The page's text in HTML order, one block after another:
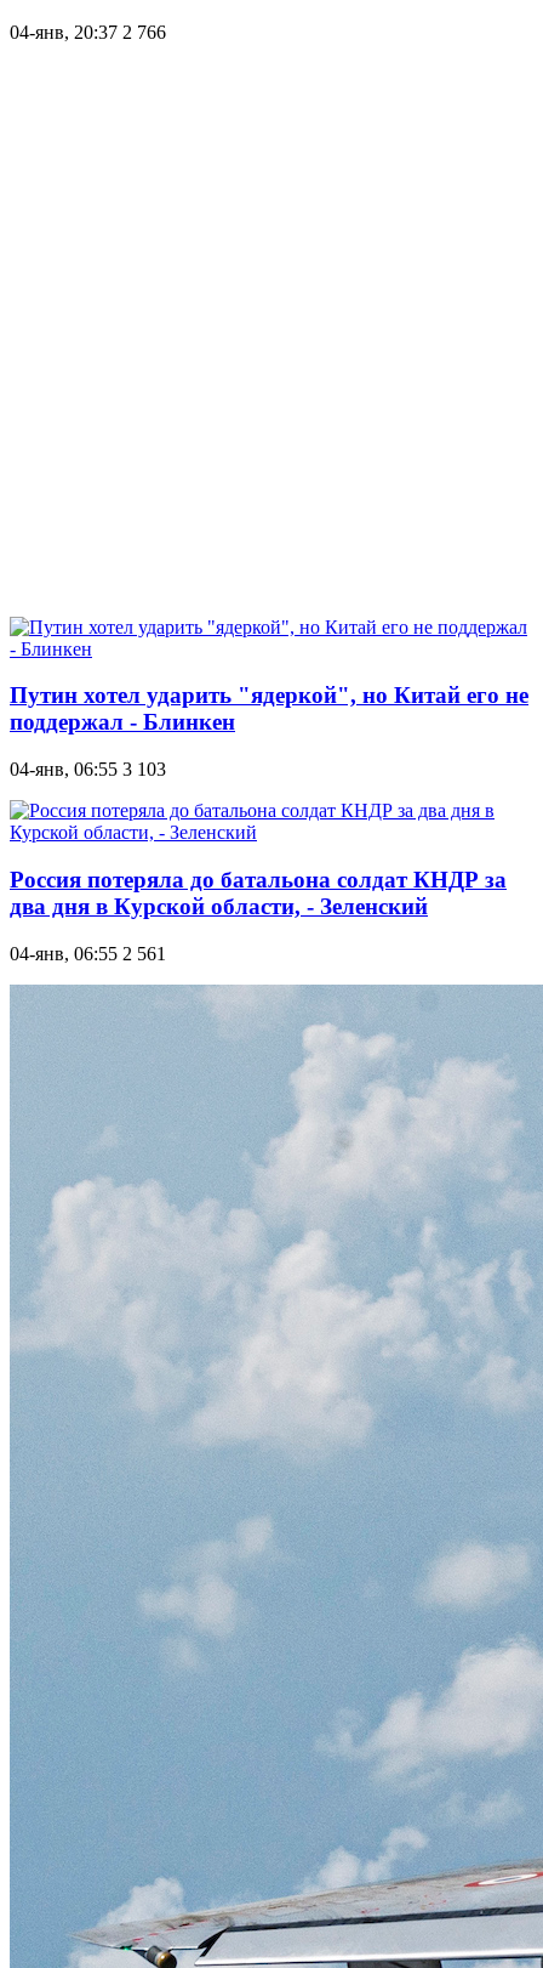
04-янв, 20:37 2 766
Путин хотел ударить "ядеркой", но Китай его не
поддержал - Блинкен
04-янв, 06:55 3 103
Россия потеряла до батальона солдат КНДР за
два дня в Курской области, - Зеленский
04-янв, 06:55 2 561